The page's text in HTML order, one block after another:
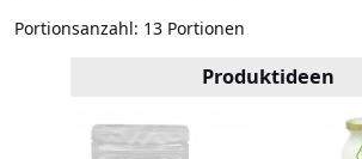
Portionsanzahl: 13 Portionen
Produktideen